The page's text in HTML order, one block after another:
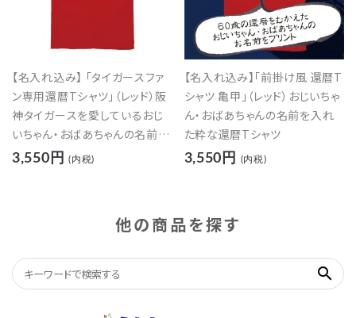
【名入れ込み】 「タイガースファ
ン専用還暦Tシャツ」（レッド）阪
神タイガースを愛しているおじ
いちゃん・おばあちゃんの名前を
入れた還暦Tシャツ
3,550円 (内税)
【名入れ込み】「前掛け風 還暦T
シャツ 亀甲」（レッド）おじいちゃ
ん・おばあちゃんの名前を入れ
た粋な還暦Tシャツ
3,550円 (内税)
他の商品を探す
search